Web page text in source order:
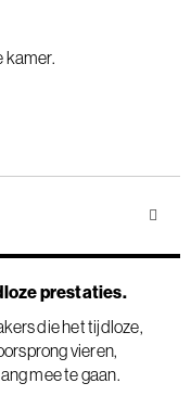
kamer.
prestaties.
die het tijdloze,
vieren,
mee te gaan.